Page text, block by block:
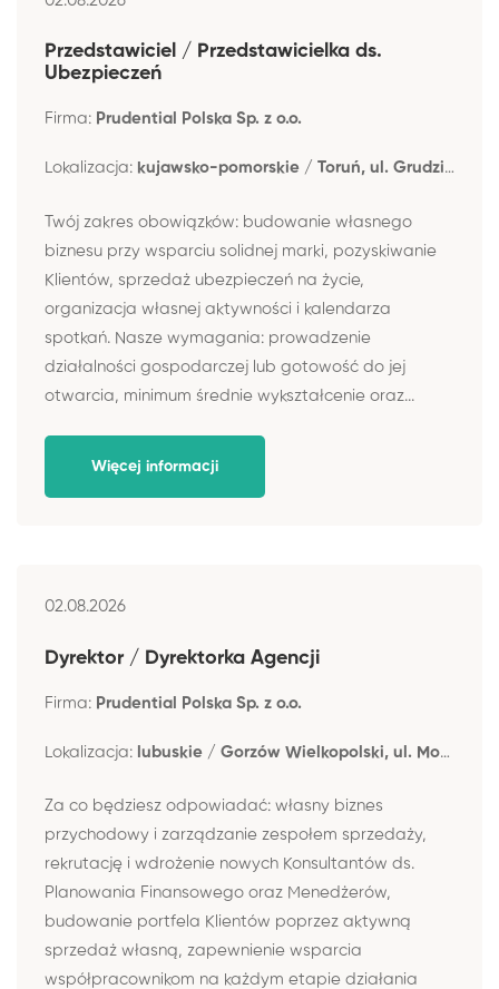
Przedstawiciel / Przedstawicielka ds.
Ubezpieczeń
Firma: Prudential Polska Sp. z o.o.
Lokalizacja: kujawsko-pomorskie / Toruń, ul. Grudziądzka 46-48
Twój zakres obowiązków: budowanie własnego
biznesu przy wsparciu solidnej marki, pozyskiwanie
Klientów, sprzedaż ubezpieczeń na życie,
organizacja własnej aktywności i kalendarza
spotkań. Nasze wymagania: prowadzenie
działalności gospodarczej lub gotowość do jej
otwarcia, minimum średnie wykształcenie oraz...
Więcej informacji
02.08.2026
Dyrektor / Dyrektorka Agencji
Firma: Prudential Polska Sp. z o.o.
Lokalizacja: lubuskie / Gorzów Wielkopolski, ul. Mostowa 12
Za co będziesz odpowiadać: własny biznes
przychodowy i zarządzanie zespołem sprzedaży,
rekrutację i wdrożenie nowych Konsultantów ds.
Planowania Finansowego oraz Menedżerów,
budowanie portfela Klientów poprzez aktywną
sprzedaż własną, zapewnienie wsparcia
współpracownikom na każdym etapie działania